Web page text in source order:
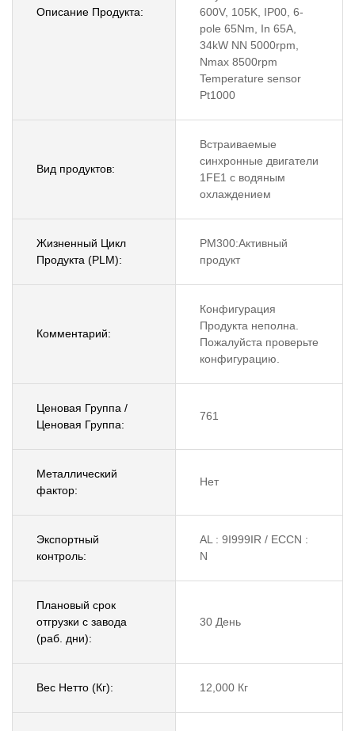
Описание Продукта:
600V, 105K, IP00, 6-
pole 65Nm, In 65A,
34kW NN 5000rpm,
Nmax 8500rpm
Temperature sensor
Pt1000
Вид продуктов:
Встраиваемые
синхронные двигатели
1FE1 с водяным
охлаждением
Жизненный Цикл
Продукта (PLM):
PM300:Активный
продукт
Комментарий:
Конфигурация
Продукта неполна.
Пожалуйста проверьте
конфигурацию.
Ценовая Группа /
Ценовая Группа:
761
Металлический
фактор:
Нет
Экспортный
контроль:
AL : 9I999IR / ECCN :
N
Плановый срок
отгрузки с завода
(раб. дни):
30 День
Вес Нетто (Кг): 12,000 Кг